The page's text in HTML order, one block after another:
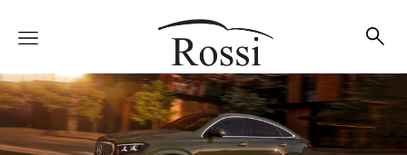
Vetture